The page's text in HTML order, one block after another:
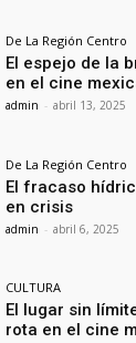
De La Región Centro
El espejo de la
en el cine
admin - abril 13, 2025
De La Región Centro
El fracaso
en crisis
admin - abril 6, 2025
CULTURA
El lugar sin
rota en el cine